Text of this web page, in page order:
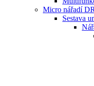
Micro nářadí
Sestava